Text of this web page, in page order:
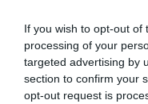
If you wish to opt-out of
processing of your
targeted advertising by
section to confirm your
opt-out request is